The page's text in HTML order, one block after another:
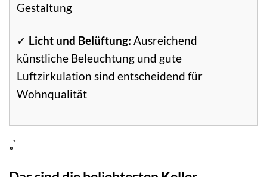
Gestaltung
✓ Licht und Belüftung: Ausreichend
künstliche Beleuchtung und gute
Luftzirkulation sind entscheidend für
Wohnqualität
„`